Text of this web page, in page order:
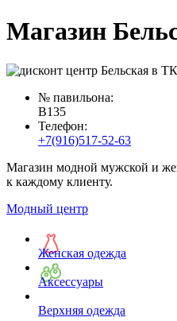
Магазин
№ павильона:
B135
Телефон:
+7(916)517-52-63
Магазин модной мужской и
к каждому клиенту.
Модный центр
Женская одежда
Аксессуары
Верхняя одежда